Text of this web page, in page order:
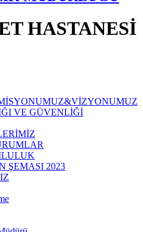
HASTANESİ
VE GÜVENLİĞİ
ŞEMASI 2023